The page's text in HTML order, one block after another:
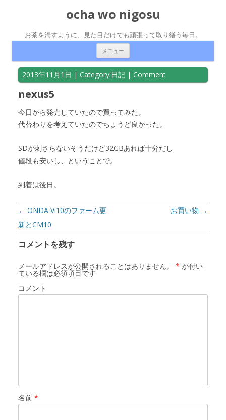
ocha wo nigosu
お茶を濁すように、見た目だけでも頑張って取り繕う毎日。
メニュー
2013年11月1日 | Category:日記 | Comment
nexus5
今日から発売していたので買ってみた。
代替わりを考えていたのでちょうど良かった。
SDが刺さらないそうだけど32GBあれば十分だし
値段も安いし、ということで。
到着は後日。
投稿ナビゲーション お買い物 →
← ONDA Vi10のファーム更
新とCM10
コメントを残す
メールアドレスが公開されることはありません。 * が付い
ている欄は必須項目です
コメント
名前 *